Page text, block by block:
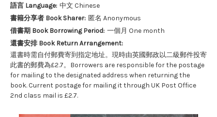
語言 Language: 中文 Chinese
書籍分享者 Book Sharer: 匿名 Anonymous
借書期 Book Borrowing Period: 一個月 One month
還書安排 Book Return Arrangement:
還書時需自付郵費寄到指定地址。現時由英國郵政以二級郵件投寄
此書的郵費為£2.7。Borrowers are responsible for the postage
for mailing to the designated address when returning the
book. Current postage for mailing it through UK Post Office
2nd class mail is £2.7.